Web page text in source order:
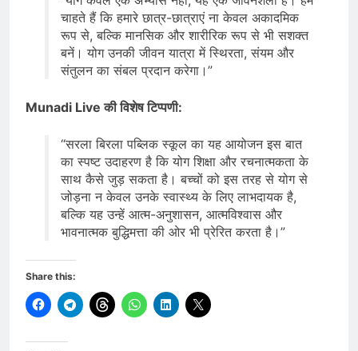
चाहते हैं कि हमारे छात्र-छात्राएं ना केवल अकादमिक
रूप से, बल्कि मानसिक और शारीरिक रूप से भी सशक्त
बनें। योग उनकी जीवन यात्रा में स्थिरता, संयम और
संतुलन का संबल प्रदान करेगा।”
Munadi Live की विशेष टिप्पणी:
“सरला बिरला पब्लिक स्कूल का यह आयोजन इस बात
का स्पष्ट उदाहरण है कि योग शिक्षा और रचनात्मकता के
साथ कैसे जुड़ सकता है। बच्चों को इस तरह से योग से
जोड़ना न केवल उनके स्वास्थ्य के लिए लाभदायक है,
बल्कि यह उन्हें आत्म-अनुशासन, आत्मविश्वास और
भावनात्मक बुद्धिमत्ता की ओर भी प्रेरित करता है।”
Share this: